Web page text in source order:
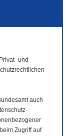
und
auch
Zugriff auf